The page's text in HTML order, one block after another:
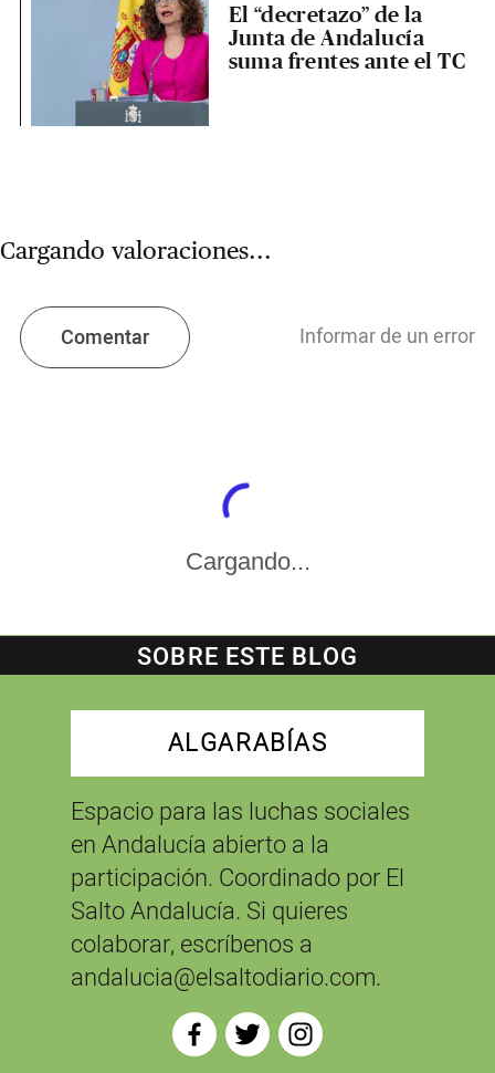
El “decretazo” de la
Junta de Andalucía
suma frentes ante el TC
Cargando valoraciones...
Comentar Informar de un error
Cargando...
SOBRE ESTE BLOG
ALGARABÍAS
Espacio para las luchas sociales
en Andalucía abierto a la
participación. Coordinado por El
Salto Andalucía. Si quieres
colaborar, escríbenos a
andalucia@elsaltodiario.com.